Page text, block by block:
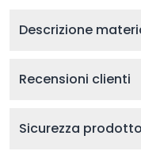
Descrizione
Recensioni clienti
Sicurezza prodotto